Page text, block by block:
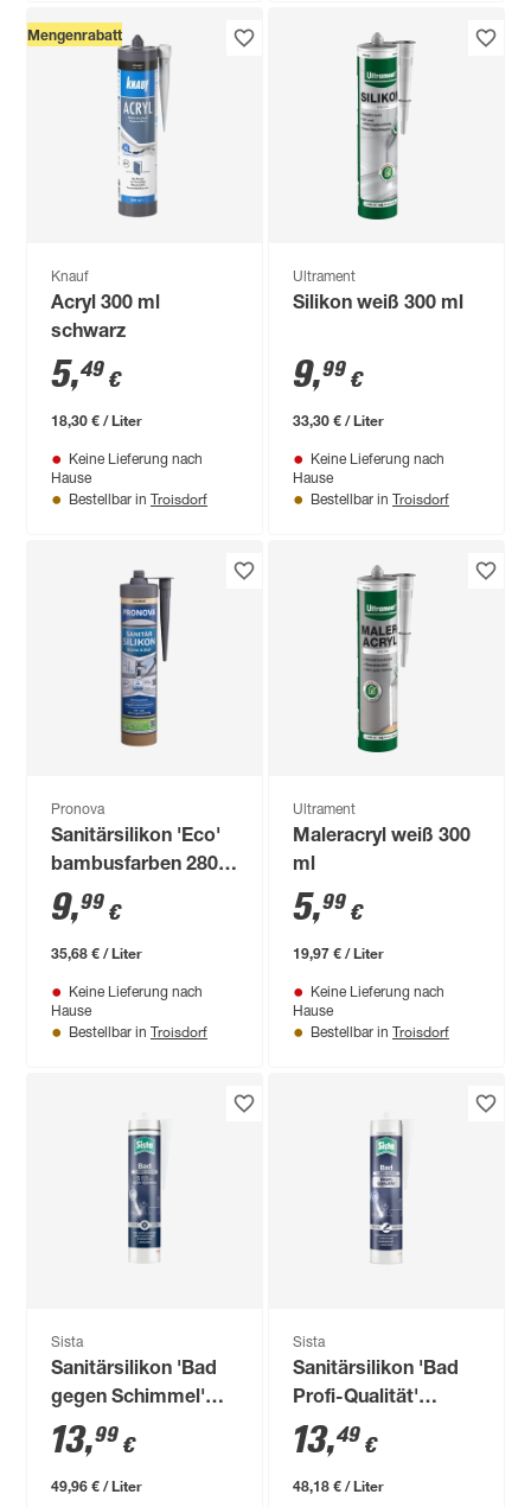
Mengenrabatt
Knauf
Acryl 300 ml
schwarz
5,49 €
18,30 € / Liter
Keine Lieferung nach
Hause
Bestellbar in Troisdorf
Ultrament
Silikon weiß 300 ml
9,99 €
33,30 € / Liter
Keine Lieferung nach
Hause
Bestellbar in Troisdorf
Pronova
Sanitärsilikon 'Eco'
bambusfarben 280
ml
9,99 €
35,68 € / Liter
Keine Lieferung nach
Hause
Bestellbar in Troisdorf
Ultrament
Maleracryl weiß 300
ml
5,99 €
19,97 € / Liter
Keine Lieferung nach
Hause
Bestellbar in Troisdorf
Sista
Sanitärsilikon 'Bad
gegen Schimmel'
weiß 280 ml
13,99 €
49,96 € / Liter
Sista
Sanitärsilikon 'Bad
Profi-Qualität'
transparent 280 ml
13,49 €
48,18 € / Liter